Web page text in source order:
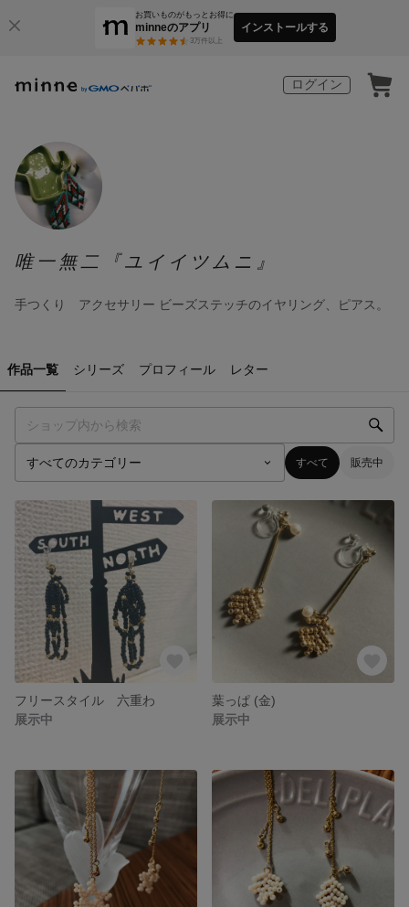
お買いものがもっとお得に
minneのアプリ
3万件以上
インストールする
ログイン
唯一無二『ユイイツムニ』
手つくり アクセサリー ビーズステッチのイヤリング、ピアス。
作品一覧 シリーズ プロフィール レター
すべて 販売中
フリースタイル 六重わ
展示中
葉っぱ (金)
展示中